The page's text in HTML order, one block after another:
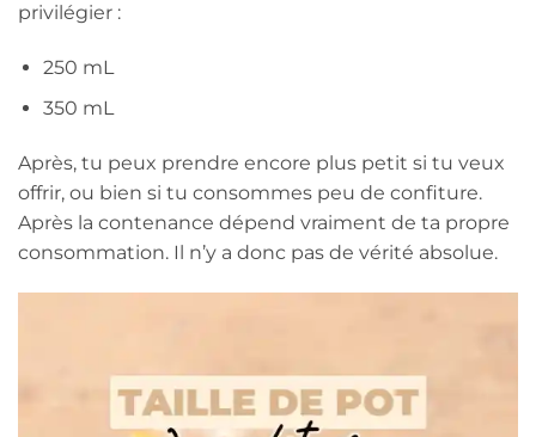
privilégier :
250 mL
350 mL
Après, tu peux prendre encore plus petit si tu veux
offrir, ou bien si tu consommes peu de confiture.
Après la contenance dépend vraiment de ta propre
consommation. Il n’y a donc pas de vérité absolue.